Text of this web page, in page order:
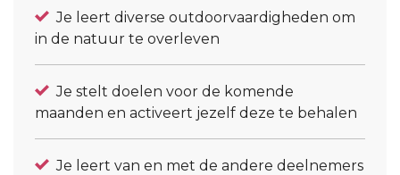
Je leert diverse outdoorvaardigheden om
in de natuur te overleven
Je stelt doelen voor de komende
maanden en activeert jezelf deze te behalen
Je leert van en met de andere deelnemers